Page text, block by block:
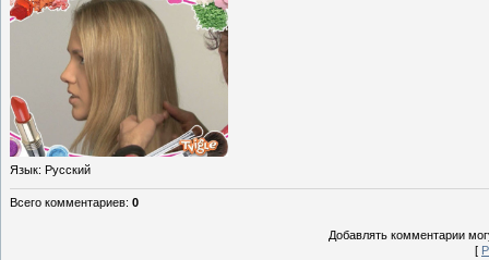
Язык: Русский
Всего комментариев: 0
Добавлять комментарии
[